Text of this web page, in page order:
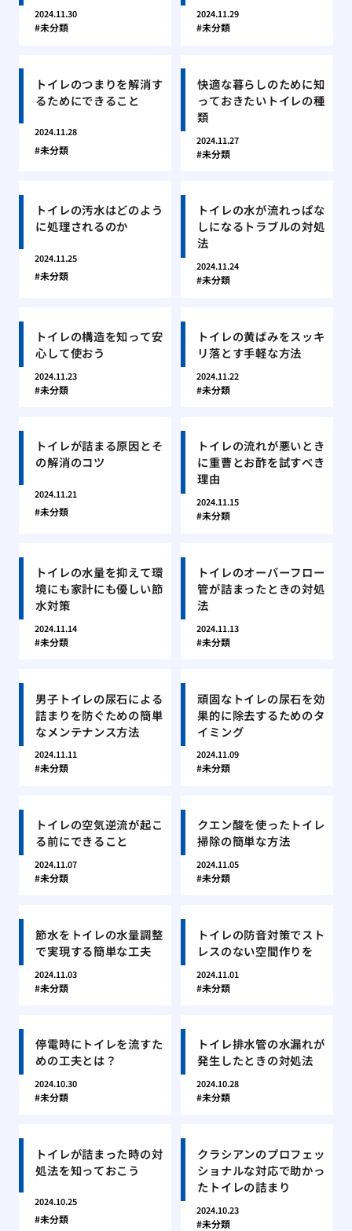
2024.11.30
未分類
2024.11.29
未分類
トイレのつまりを解消す
るためにできること
2024.11.28
未分類
快適な暮らしのために知
っておきたいトイレの種
類
2024.11.27
未分類
トイレの汚水はどのよう
に処理されるのか
2024.11.25
未分類
トイレの水が流れっぱな
しになるトラブルの対処
法
2024.11.24
未分類
トイレの構造を知って安
心して使おう
2024.11.23
未分類
トイレの黄ばみをスッキ
リ落とす手軽な方法
2024.11.22
未分類
トイレが詰まる原因とそ
の解消のコツ
2024.11.21
未分類
トイレの流れが悪いとき
に重曹とお酢を試すべき
理由
2024.11.15
未分類
トイレの水量を抑えて環
境にも家計にも優しい節
水対策
2024.11.14
未分類
トイレのオーバーフロー
管が詰まったときの対処
法
2024.11.13
未分類
男子トイレの尿石による
詰まりを防ぐための簡単
なメンテナンス方法
2024.11.11
未分類
頑固なトイレの尿石を効
果的に除去するためのタ
イミング
2024.11.09
未分類
トイレの空気逆流が起こ
る前にできること
2024.11.07
未分類
クエン酸を使ったトイレ
掃除の簡単な方法
2024.11.05
未分類
節水をトイレの水量調整
で実現する簡単な工夫
2024.11.03
未分類
トイレの防音対策でスト
レスのない空間作りを
2024.11.01
未分類
停電時にトイレを流すた
めの工夫とは？
2024.10.30
未分類
トイレ排水管の水漏れが
発生したときの対処法
2024.10.28
未分類
トイレが詰まった時の対
処法を知っておこう
2024.10.25
未分類
クラシアンのプロフェッ
ショナルな対応で助かっ
たトイレの詰まり
2024.10.23
未分類